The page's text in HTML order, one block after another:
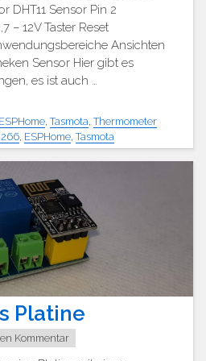
DHT11 Sensor Pin 2
– 12V Taster Reset
Ansichten
Sensor Hier gibt es
es ist auch …
ESPHome,Tasmota,Thermometer
, ESPHome,Tasmota
Platine
Kommentar